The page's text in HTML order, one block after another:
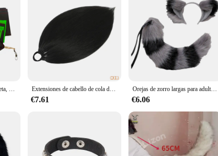
Cola de tubo largo para cometa, accesorio para cometas de acrobacias, deportes al aire libre, calcetín de viento giratorio y antidesgarro Extensiones de cabello de cola de caballo sintética recta, cabello Natural, cola falsa para mujeres, cola superior de caballo, coleta falsa blanca y negra
€7.61
Orejas de zorro largas para adultos y niños, juguetes de Cosplay para Halloween, sombreros de fiesta
€6.06